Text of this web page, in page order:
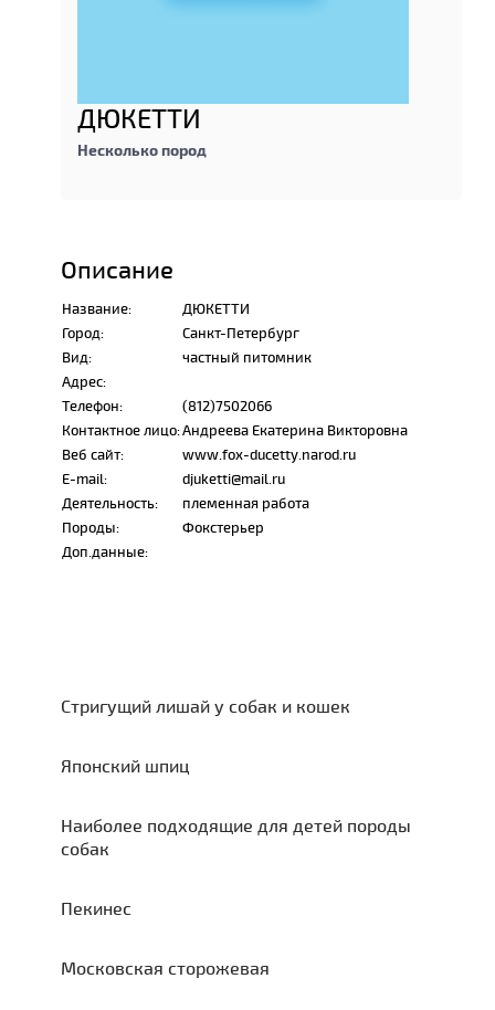
ДЮКЕТТИ
Несколько пород
Описание
Название:
ДЮКЕТТИ
Город:
Санкт-Петербург
Вид:
частный питомник
Адрес:
Телефон:
(812)7502066
Контактное лицо:Андреева Екатерина Викторовна
Веб сайт:
www.fox-ducetty.narod.ru
E-mail:
djuketti@mail.ru
Деятельность:
племенная работа
Породы:
Фокстерьер
Доп.данные:
Стригущий лишай у собак и кошек
Японский шпиц
Наиболее подходящие для детей породы
собак
Пекинес
Московская сторожевая